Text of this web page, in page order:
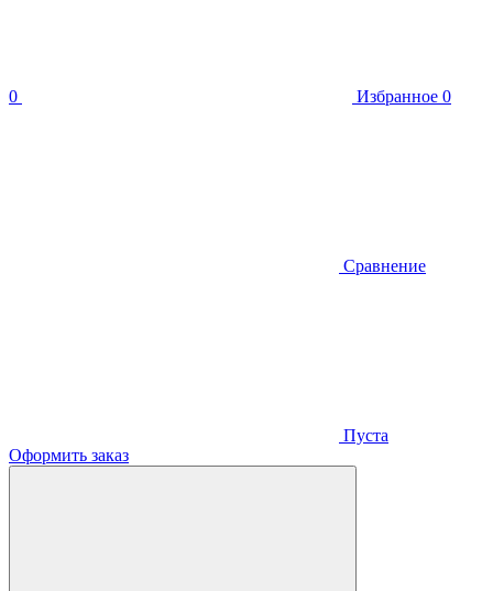
0 Избранное 0
Сравнение
Пуста
Оформить заказ